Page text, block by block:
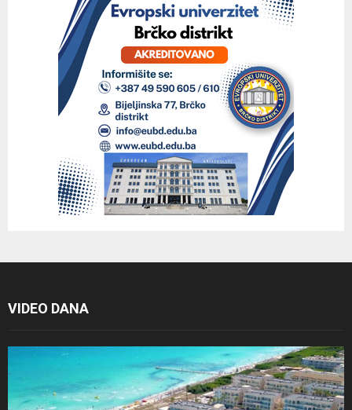
VIDEO DANA